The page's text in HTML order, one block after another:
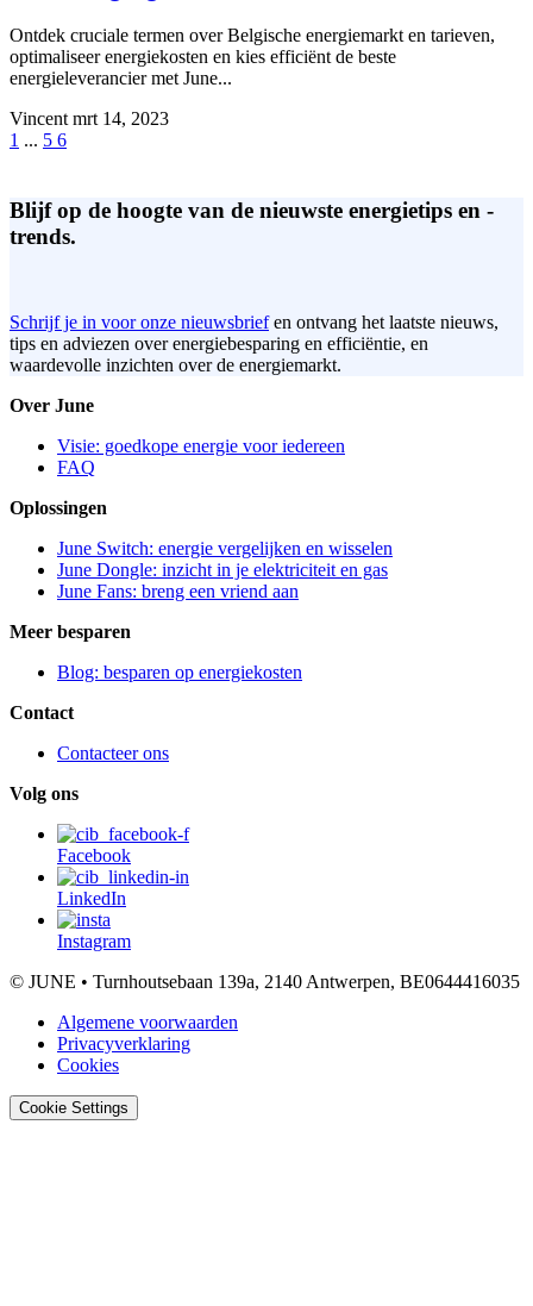
Ontdek cruciale termen over Belgische energiemarkt en tarieven,
optimaliseer energiekosten en kies efficiënt de beste
energieleverancier met June...
Vincent mrt 14, 2023
1 ... 5 6
Blijf op de hoogte van de nieuwste energietips en -
trends.
Schrijf je in voor onze nieuwsbriefen ontvang het laatste nieuws,
tips en adviezen over energiebesparing en efficiëntie, en
waardevolle inzichten over de energiemarkt.
Over June
Visie: goedkope energie voor iedereen
FAQ
Oplossingen
June Switch: energie vergelijken en wisselen
June Dongle: inzicht in je elektriciteit en gas
June Fans: breng een vriend aan
Meer besparen
Blog: besparen op energiekosten
Contact
Contacteer ons
Volg ons
Facebook
LinkedIn
Instagram
© JUNE • Turnhoutsebaan 139a, 2140 Antwerpen, BE0644416035
Algemene voorwaarden
Privacyverklaring
Cookies
Cookie Settings